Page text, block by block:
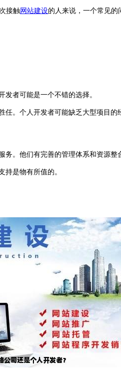
接触网站建设的人来说，一个常见
者可能是一个不错的选择。
。个人开发者可能缺乏大型项目的
。他们有完善的管理体系和资源整
是物有所值的。